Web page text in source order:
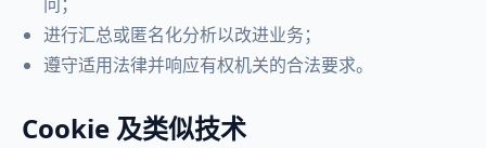
进行汇总或匿名化分析以改进业务；
遵守适用法律并响应有权机关的合法要求。
Cookie 及类似技术